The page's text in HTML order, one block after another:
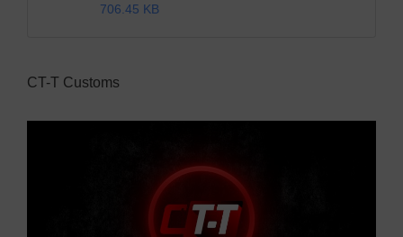
706.45 KB
CT-T Customs